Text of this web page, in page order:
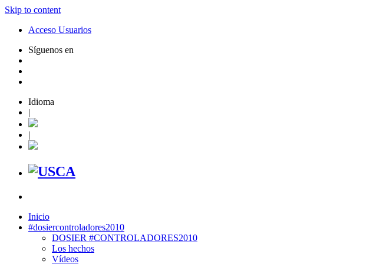
Skip to content
Acceso Usuarios
Síguenos en
Idioma
|
|
Inicio
#dosiercontroladores2010
DOSIER #CONTROLADORES2010
Los hechos
Vídeos